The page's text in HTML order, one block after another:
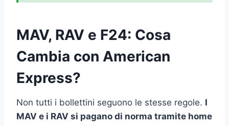
MAV, RAV e F24: Cosa
Cambia con American
Express?
Non tutti i bollettini seguono le stesse regole. I
MAV e i RAV si pagano di norma tramite home